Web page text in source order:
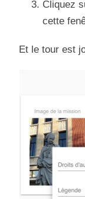
Cliquez
cette
Et le tour est